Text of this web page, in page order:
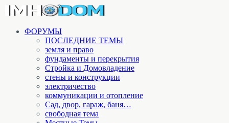
ФОРУМЫ
ПОСЛЕДНИЕ ТЕМЫ
земля и право
фундаменты и перекрытия
Стройка и Домовладение
стены и конструкции
электричество
коммуникации и отопление
Cад, двор, гараж, баня…
свободная тема